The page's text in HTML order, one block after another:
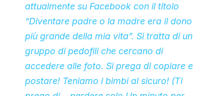
attualmente su Facebook con il titolo
“Diventare padre o la madre era il dono
più grande della mia vita”. Si tratta di un
gruppo di pedofili che cercano di
accedere alle foto. Si prega di copiare e
postare! Teniamo i bimbi al sicuro! (Ti